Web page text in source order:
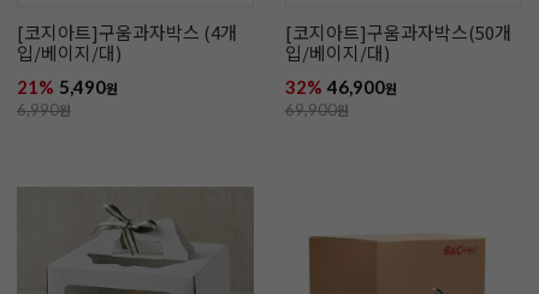
[코지아트]구움과자박스 (4개
입/베이지/대)
21% 5,490원
6,990원
[코지아트]구움과자박스(50개
입/베이지/대)
32% 46,900원
69,900원